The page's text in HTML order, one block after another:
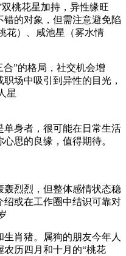
桃花星加持，异性缘旺
的对象，但需注意避免陷
花）、咸池星（雾水情
”的格局，社交机会增
场中吸引到异性的目光，
星
身者，很可能在日常生活
思的良缘，值得期待。
烈烈，但整体感情状态稳
绍或在工作圈中结识可靠对
肖猪。属狗的朋友今年人
农历四月和十月的“桃花